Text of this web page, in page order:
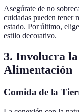
Asegúrate de no
cuidadas pueden tener
estado. Por último,
estilo decorativo.
3. Involucra
Alimentación
Comida de la